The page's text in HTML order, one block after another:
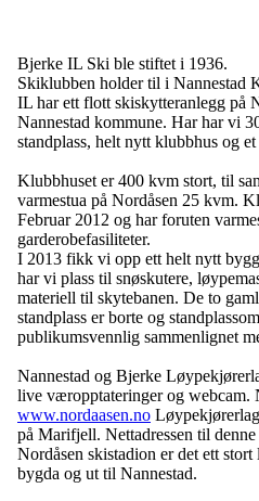
Bjerke IL Ski ble stiftet i 1936.
Skiklubben holder til i Nannestad
IL har ett flott skiskytteranlegg på
Nannestad kommune. Har har vi
standplass, helt nytt klubbhus og
Klubbhuset er 400 kvm stort, til
varmestua på Nordåsen 25 kvm.
Februar 2012 og har foruten
garderobefasiliteter.
I 2013 fikk vi opp ett helt nytt
har vi plass til snøskutere,
materiell til skytebanen. De to
standplass er borte og
publikumsvennlig sammenlignet
Nannestad og Bjerke
live væropptateringer og webcam.
www.nordaasen.no
på Marifjell. Nettadressen til
Nordåsen skistadion er det ett
bygda og ut til Nannestad.